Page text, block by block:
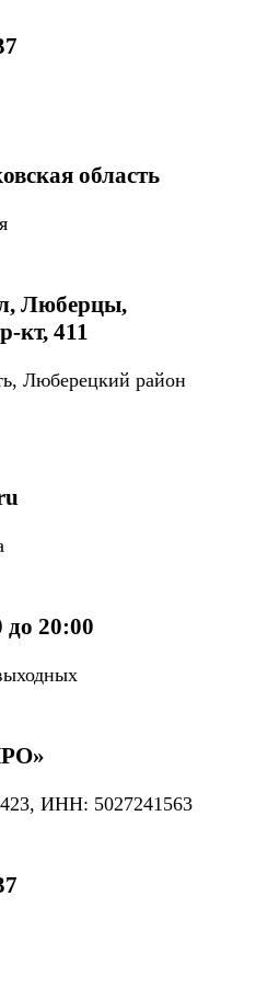
область
Люберцы,
кт, 411
Люберецкий район
до 20:00
ИНН: 5027241563